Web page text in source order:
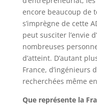
encore beaucoup de
s’imprègne de cette
peut susciter l’envie
nombreuses
d’atteint. D’autant
France, d’ingénieurs
recherchées même
Que représente la